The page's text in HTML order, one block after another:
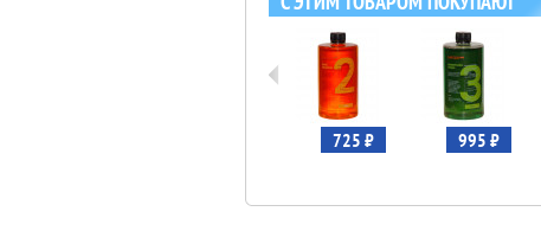
725 ₽ 995 ₽